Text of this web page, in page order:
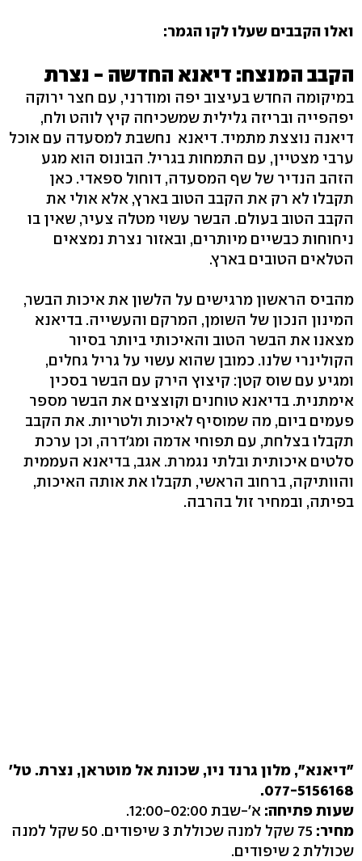
ואלו הקבבים שעלו לקו הגמר:
הקבב המנצח: דיאנא החדשה - נצרת
במיקומה החדש בעיצוב יפה ומודרני, עם חצר ירוקה
יפהפייה ובריזה גלילית שמשכיחה קיץ לוהט ולח,
דיאנה נוצצת מתמיד. דיאנא נחשבת למסעדה עם אוכל
ערבי מצטיין, עם התמחות בגריל. הבונוס הוא מגע
הזהב הנדיר של שף המסעדה, דוחול ספאדי. כאן
תקבלו לא רק את הקבב הטוב בארץ, אלא אולי את
הקבב הטוב בעולם. הבשר עשוי מטלה צעיר, שאין בו
ניחוחות כבשיים מיותרים, ובאזור נצרת נמצאים
הטלאים הטובים בארץ.
מהביס הראשון מרגישים על הלשון את איכות הבשר,
המינון הנכון של השומן, המרקם והעשייה. בדיאנא
מצאנו את הבשר הטוב והאיכותי ביותר בסיור
הקולינרי שלנו. כמובן שהוא עשוי על גריל גחלים,
ומגיע עם שוס קטן: קיצוץ הירק עם הבשר בסכין
אימתנית. בדיאנא טוחנים וקוצצים את הבשר מספר
פעמים ביום, מה שמוסיף לאיכות ולטריות. את הקבב
תקבלו בצלחת, עם תפוחי אדמה ומג'דרה, וכן ערכת
סלטים איכותית ובלתי נגמרת. אגב, בדיאנא העממית
והוותיקה, ברחוב הראשי, תקבלו את אותה האיכות,
בפיתה, ובמחיר זול בהרבה.
"דיאנא", מלון גרנד ניו, שכונת אל מוטראן, נצרת. טל'
077-5156168.
שעות פתיחה: א'-שבת 12:00-02:00.
מחיר:
75 שקל למנה שכוללת 3 שיפודים. 50 שקל למנה
שכוללת 2 שיפודים.